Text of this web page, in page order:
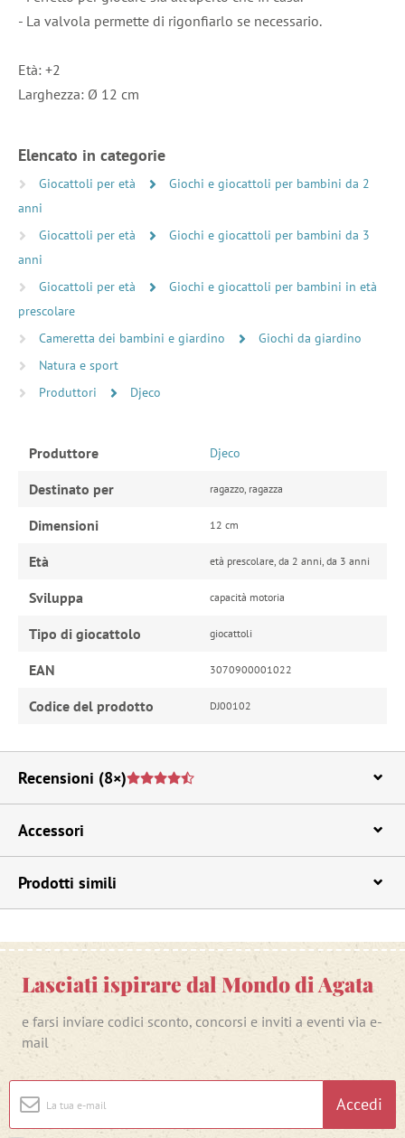
- La valvola permette di rigonfiarlo se necessario.
Età: +2
Larghezza: Ø 12 cm
Elencato in categorie
Giocattoli per età
Giochi e giocattoli per bambini da 2
anni
Giocattoli per età
Giochi e giocattoli per bambini da 3
anni
Giocattoli per età
Giochi e giocattoli per bambini in età
prescolare
Cameretta dei bambini e giardino
Giochi da giardino
Natura e sport
Produttori
Djeco
Produttore Djeco
Destinato per ragazzo, ragazza
Dimensioni 12 cm
Età età prescolare, da 2 anni, da 3 anni
Sviluppa capacità motoria
Tipo di giocattolo giocattoli
EAN 3070900001022
Codice del prodotto DJ00102
Recensioni (8×)
Accessori
Prodotti simili
Lasciati ispirare dal Mondo di Agata
e farsi inviare codici sconto, concorsi e inviti a eventi via e-
mail
Accedi